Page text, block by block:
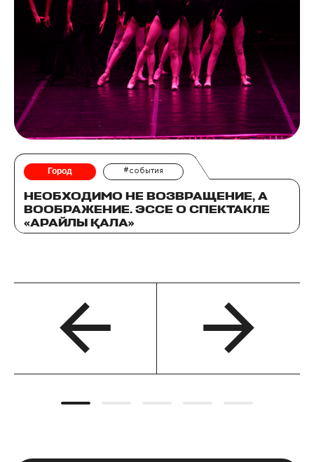
Город #события
НЕОБХОДИМО НЕ ВОЗВРАЩЕНИЕ, А
ВООБРАЖЕНИЕ. ЭССЕ О СПЕКТАКЛЕ
«АРАЙЛЫ ҚАЛА»